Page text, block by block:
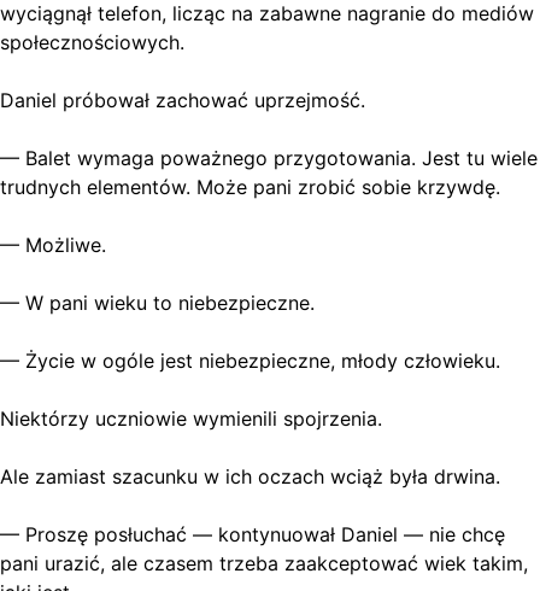
wyciągnął telefon, licząc na zabawne nagranie do mediów
społecznościowych.
Daniel próbował zachować uprzejmość.
— Balet wymaga poważnego przygotowania. Jest tu wiele
trudnych elementów. Może pani zrobić sobie krzywdę.
— Możliwe.
— W pani wieku to niebezpieczne.
— Życie w ogóle jest niebezpieczne, młody człowieku.
Niektórzy uczniowie wymienili spojrzenia.
Ale zamiast szacunku w ich oczach wciąż była drwina.
— Proszę posłuchać — kontynuował Daniel — nie chcę
pani urazić, ale czasem trzeba zaakceptować wiek takim,